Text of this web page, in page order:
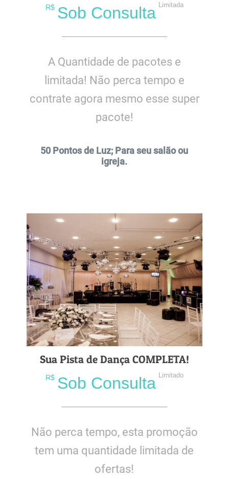
R$ Sob Consulta Limitada
A Quantidade de pacotes e
limitada! Não perca tempo e
contrate agora mesmo esse super
pacote!
50 Pontos de Luz; Para seu salão ou
igreja.
Sua Pista de Dança COMPLETA!
R$ Sob Consulta Limitado
Não perca tempo, esta promoção
tem uma quantidade limitada de
ofertas!